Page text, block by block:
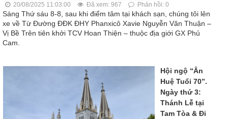
20/08/2025 11:03:00 Đã xem: 967 Phản hồi: 0
Sáng Thứ sáu 8-8, sau khi điểm tâm tại khách sạn, chúng tôi lên
xe về Từ Đường ĐĐK ĐHY Phanxicô Xavie Nguyễn Văn Thuận ‒
Vị Bề Trên tiên khởi TCV Hoan Thiện ‒ thuộc địa giới GX Phủ
Cam.
Hội ngộ “Ân
Huệ Tuổi 70”.
Ngày thứ 3:
Thánh Lễ tại
Tam Tòa & Đi